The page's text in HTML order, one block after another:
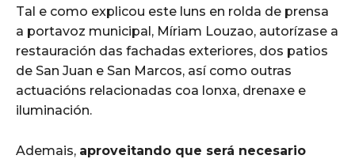
Tal e como explicou este luns en rolda de prensa
a portavoz municipal, Míriam Louzao, autorízase a
restauración das fachadas exteriores, dos patios
de San Juan e San Marcos, así como outras
actuacións relacionadas coa lonxa, drenaxe e
iluminación.
Ademais, aproveitando que será necesario